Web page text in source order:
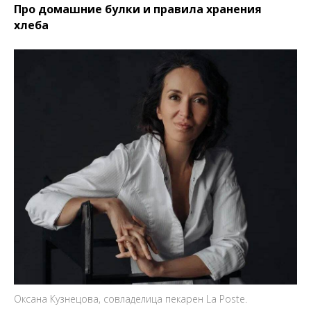
Про домашние булки и правила хранения
хлеба
Оксана Кузнецова, совладелица пекарен La Poste.